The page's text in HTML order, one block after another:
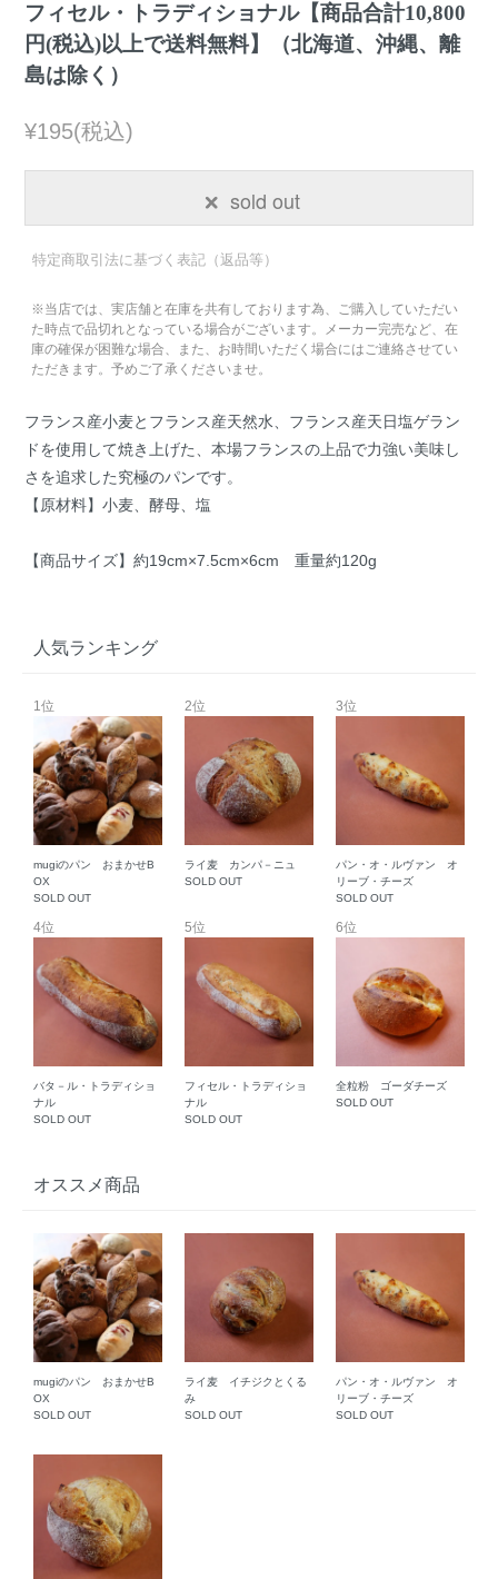
フィセル・トラディショナル【商品合計10,800
円(税込)以上で送料無料】（北海道、沖縄、離
島は除く）
¥195(税込)
sold out
特定商取引法に基づく表記（返品等）
※当店では、実店舗と在庫を共有しております為、ご購入していただい
た時点で品切れとなっている場合がございます。メーカー完売など、在
庫の確保が困難な場合、また、お時間いただく場合にはご連絡させてい
ただきます。予めご了承くださいませ。
フランス産小麦とフランス産天然水、フランス産天日塩ゲラン
ドを使用して焼き上げた、本場フランスの上品で力強い美味し
さを追求した究極のパンです。
【原材料】小麦、酵母、塩
【商品サイズ】約19cm×7.5cm×6cm 重量約120g
人気ランキング
1位
mugiのパン おまかせB
OX
SOLD OUT
2位
ライ麦 カンパ－ニュ
SOLD OUT
3位
パン・オ・ルヴァン オ
リーブ・チーズ
SOLD OUT
4位
バタ－ル・トラディショ
ナル
SOLD OUT
5位
フィセル・トラディショ
ナル
SOLD OUT
6位
全粒粉 ゴーダチーズ
SOLD OUT
オススメ商品
mugiのパン おまかせB
OX
SOLD OUT
ライ麦 イチジクとくる
み
SOLD OUT
パン・オ・ルヴァン オ
リーブ・チーズ
SOLD OUT